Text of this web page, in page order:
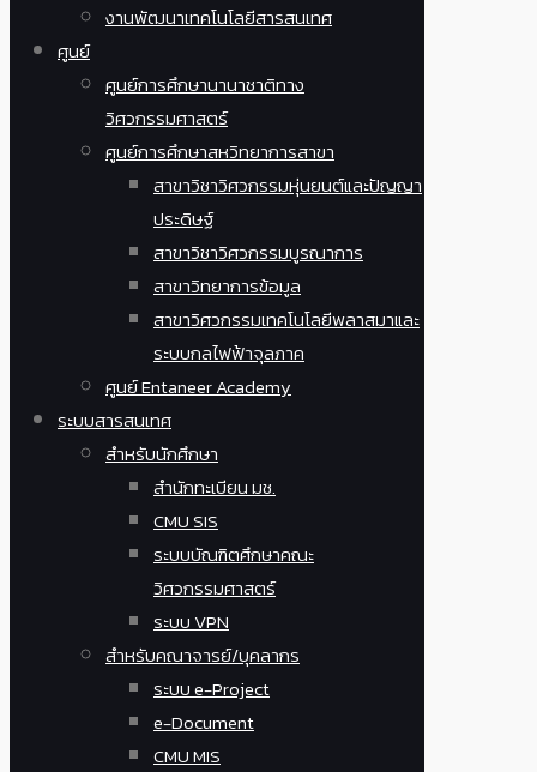
งานพัฒนาเทคโนโลยีสารสนเทศ
ศูนย์
ศูนย์การศึกษานานาชาติทาง
วิศวกรรมศาสตร์
ศูนย์การศึกษาสหวิทยาการสาขา
สาขาวิชาวิศวกรรมหุ่นยนต์และปัญญา
ประดิษฐ์
สาขาวิชาวิศวกรรมบูรณาการ
สาขาวิทยาการข้อมูล
สาขาวิศวกรรมเทคโนโลยีพลาสมาและ
ระบบกลไฟฟ้าจุลภาค
ศูนย์ Entaneer Academy
ระบบสารสนเทศ
สำหรับนักศึกษา
สำนักทะเบียน มช.
CMU SIS
ระบบบัณฑิตศึกษาคณะ
วิศวกรรมศาสตร์
ระบบ VPN
สำหรับคณาจารย์/บุคลากร
ระบบ e-Project
e-Document
CMU MIS